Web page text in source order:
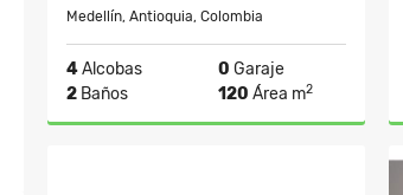
Medellín, Antioquia, Colombia
4Alcobas 0 Garaje
2 Baños 120 Área m2